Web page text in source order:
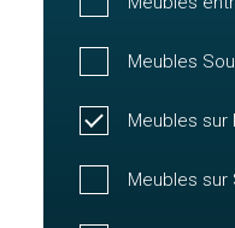
Meubles
Meubles sur
Meubles sur